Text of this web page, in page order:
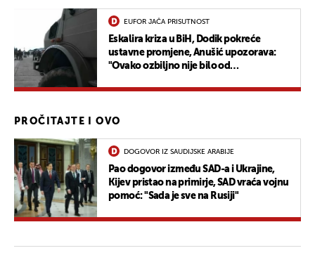
EUFOR JAČA PRISUTNOST
Eskalira kriza u BiH, Dodik pokreće
ustavne promjene, Anušić upozorava:
"Ovako ozbiljno nije bilo od
PROČITAJTE I OVO
DOGOVOR IZ SAUDIJSKE ARABIJE
Pao dogovor između SAD-a i Ukrajine,
Kijev pristao na primirje, SAD vraća vojnu
pomoć: "Sada je sve na Rusiji"